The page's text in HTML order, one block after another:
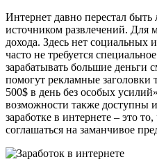
Интернет давно перестал
источником развлечений. Для
дохода. Здесь нет социальных
часто не требуется
зарабатывать большие
помогут рекламные заголовки
500$ в день без особых
возможности также доступны
заработке в интернете – это
соглашаться на заманчивое